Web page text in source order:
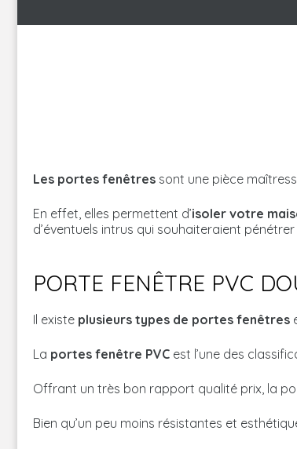
Les portes fenêtres sont une pièce
En effet, elles permettent d’isoler votre
d’éventuels intrus qui souhaiteraient
PORTE FENÊTRE PVC
Il existe plusieurs types de portes fenêtres
La portes fenêtre PVC est l’une des
Offrant un très bon rapport qualité prix, la
Bien qu’un peu moins résistantes et